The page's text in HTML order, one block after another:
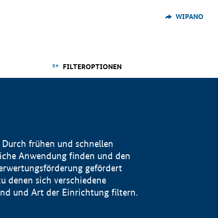
WIPANO
FILTEROPTIONEN
frühen und schnellen
Anwendung finden und den
gefördert
denen sich verschiedene
und Art der Einrichtung filtern.